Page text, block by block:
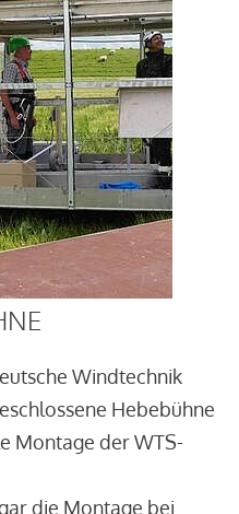
Windtechnik
Hebebühne
Montage der WTS-
die Montage bei